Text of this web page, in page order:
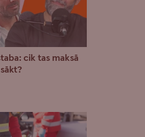
cik tas maksā